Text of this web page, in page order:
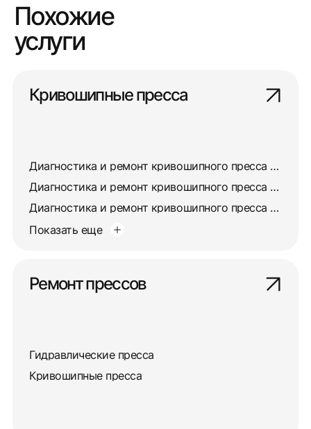
Похожие
услуги
Кривошипные пресса
Диагностика и ремонт кривошипного пресса КД2324
Диагностика и ремонт кривошипного пресса КД2134
Диагностика и ремонт кривошипного пресса КД2318
Показать еще
Ремонт прессов
Гидравлические пресса
Кривошипные пресса